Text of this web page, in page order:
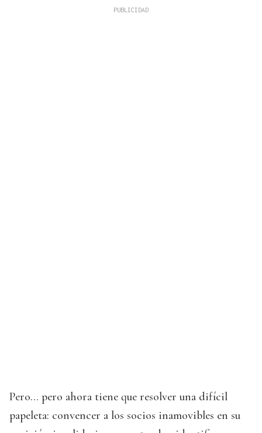
Pero… pero ahora tiene que resolver una difícil
papeleta: convencer a los socios inamovibles en su